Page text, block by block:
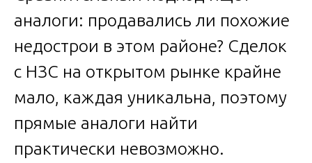
аналоги: продавались ли похожие
недострои в этом районе? Сделок
с НЗС на открытом рынке крайне
мало, каждая уникальна, поэтому
прямые аналоги найти
практически невозможно.